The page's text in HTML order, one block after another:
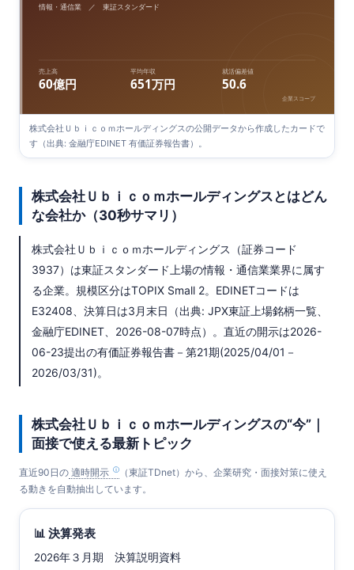
情報・通信業 ／ 東証スタンダード
売上高
60億円
平均年収
651万円
就活偏差値
50.6
企業スコープ
株式会社Ｕｂｉｃｏｍホールディングスの公開データから作成したカードで
す（出典: 金融庁EDINET 有価証券報告書）。
株式会社Ｕｂｉｃｏｍホールディングスとはどん
な会社か（30秒サマリ）
株式会社Ｕｂｉｃｏｍホールディングス（証券コード
3937）は東証スタンダード上場の情報・通信業業界に属す
る企業。規模区分はTOPIX Small 2。EDINETコードは
E32408、決算日は3月末日（出典: JPX東証上場銘柄一覧、
金融庁EDINET、2026-08-07時点）。直近の開示は2026-
06-23提出の有価証券報告書－第21期(2025/04/01－
2026/03/31)。
株式会社Ｕｂｉｃｏｍホールディングスの“今”｜
面接で使える最新トピック
直近90日の 適時開示
（東証TDnet）から、企業研究・面接対策に使え
る動きを自動抽出しています。
📊 決算発表
2026年３月期 決算説明資料